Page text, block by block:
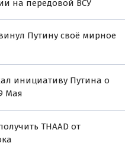
на передовой ВСУ
Путину своё мирное
инициативу Путина о
Мая
THAAD от